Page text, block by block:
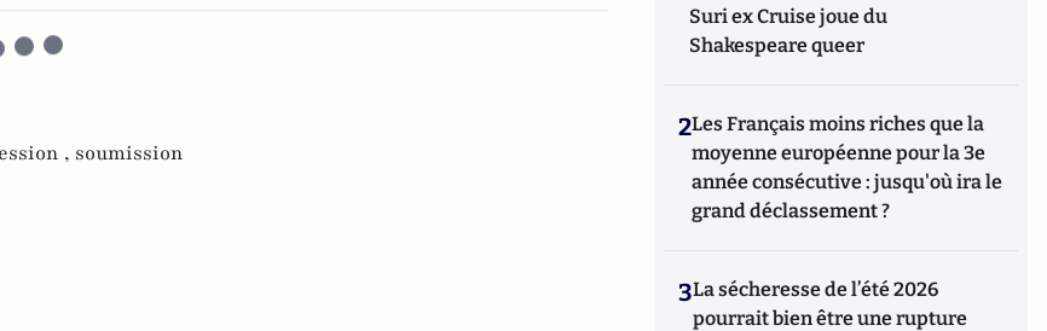
, soumission
Suri ex Cruise joue du
Shakespeare queer
2Les Français moins riches que la
moyenne européenne pour la 3e
année consécutive : jusqu'où ira le
grand déclassement ?
3La sécheresse de l’été 2026
pourrait bien être une rupture